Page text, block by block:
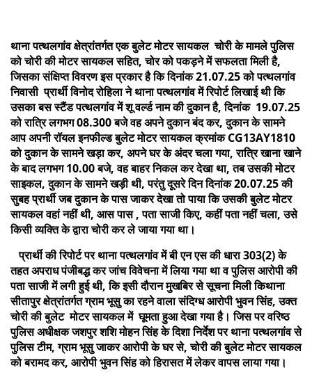
थाना पत्थलगांव क्षेत्रांतर्गत एक बुलेट मोटर सायकल चोरी के मामले पुलिस
को चोरी की मोटर सायकल सहित, चोर को पकड़ने में सफलता मिली है,
जिसका संक्षिप्त विवरण इस प्रकार है कि दिनांक 21.07.25 को पत्थलगांव
निवासी प्रार्थी विनोद रोहिला ने थाना पत्थलगांव में रिपोर्ट लिखाई थी कि
उसका बस स्टैंड पत्थलगांव में शू वर्ल्ड नाम की दुकान है, दिनांक 19.07.25
को रात्रि लगभग 08.300 बजे वह अपने दुकान बंद कर, दुकान के सामने
आप अपनी रॉयल इनफील्ड बुलेट मोटर सायकल क्रमांक CG13AY1810
को दुकान के सामने खड़ा कर, अपने घर के अंदर चला गया, रात्रि खाना खाने
के बाद लगभग 10.00 बजे, वह बाहर निकल कर देखा था, तब उसकी मोटर
साइकल, दुकान के सामने खड़ी थी, परंतु दूसरे दिन दिनांक 20.07.25 की
सुबह प्रार्थी जब दुकान के पास जाकर देखा तो पाया कि उसकी बुलेट मोटर
सायकल वहां नहीं थी, आस पास , पता साजी किए, कहीं पता नहीं चला, उसे
किसी व्यक्ति के द्वारा चोरी कर ले जाया गया था।
प्रार्थी की रिपोर्ट पर थाना पत्थलगांव में बी एन एस की धारा 303(2) के
तहत अपराध पंजीबद्ध कर जांच विवेचना में लिया गया था व पुलिस आरोपी की
पता साजी में लगी हुई थी, कि इसी दौरान मुखबिर से सूचना मिली किथाना
सीतापुर क्षेत्रांतर्गत ग्राम भूसु का रहने वाला संदिग्ध आरोपी भुवन सिंह, उक्त
चोरी की बुलेट मोटर सायकल में घूमता हुआ देखा गया है। जिस पर वरिष्ठ
पुलिस अधीक्षक जशपुर शशि मोहन सिंह के दिशा निर्देश पर थाना पत्थलगांव से
पुलिस टीम, ग्राम भूसु जाकर आरोपी के घर से, चोरी की बुलेट मोटर सायकल
को बरामद कर, आरोपी भुवन सिंह को हिरासत में लेकर वापस लाया गया।